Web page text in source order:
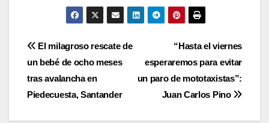
Navegación
de
entradas
“Hasta el viernes
esperaremos para evitar
un paro de mototaxistas”:
Juan Carlos Pino
El milagroso rescate de
un bebé de ocho meses
tras avalancha en
Piedecuesta, Santander